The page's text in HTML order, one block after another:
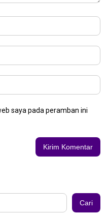
saya pada peramban ini
Cari